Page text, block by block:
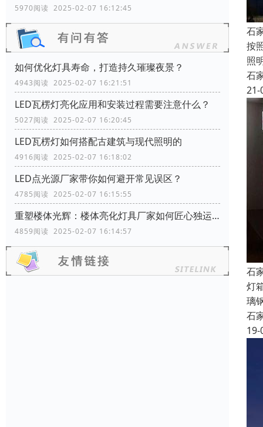
5970阅读 2025-02-07 16:12:45
如何优化灯具寿命，打造持久璀璨夜景？
4943阅读 2025-02-07 16:21:51
LED瓦楞灯亮化应用和安装过程需要注意什么？
5027阅读 2025-02-07 16:20:45
LED瓦楞灯如何搭配古建筑与现代照明的
4916阅读 2025-02-07 16:18:02
LED点光源厂家带你如何避开常见误区？
4785阅读 2025-02-07 16:15:55
重塑楼体光辉：楼体亮化灯具厂家如何匠心独运，彰显建筑特色
4859阅读 2025-02-07 16:14:57
石
按
照
石
21-
石
灯
璃
石
19-